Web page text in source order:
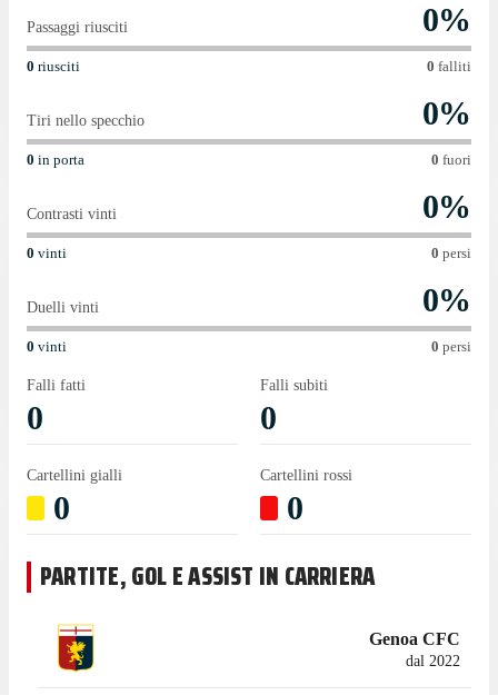
Passaggi riusciti 0%
0 riusciti 0 falliti
Tiri nello specchio 0%
0 in porta 0 fuori
Contrasti vinti 0%
0 vinti 0 persi
Duelli vinti 0%
0 vinti 0 persi
Falli fatti
0
Falli subiti
0
Cartellini gialli
0
Cartellini rossi
0
PARTITE, GOL E ASSIST IN CARRIERA
Genoa CFC
dal 2022